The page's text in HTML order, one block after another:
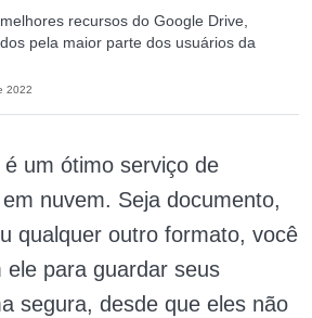
recursos do Google Drive,
pela maior parte dos usuários da
2022
é um ótimo serviço de
nuvem. Seja documento,
qualquer outro formato, você
ele para guardar seus
segura, desde que eles não